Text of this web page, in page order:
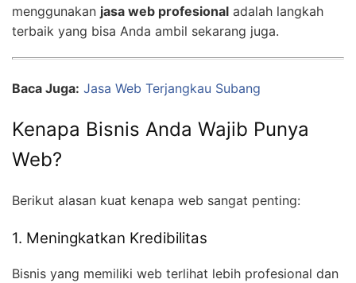
menggunakan jasa web profesional adalah langkah
terbaik yang bisa Anda ambil sekarang juga.
Baca Juga: Jasa Web Terjangkau Subang
Kenapa Bisnis Anda Wajib Punya
Web?
Berikut alasan kuat kenapa web sangat penting:
1. Meningkatkan Kredibilitas
Bisnis yang memiliki web terlihat lebih profesional dan